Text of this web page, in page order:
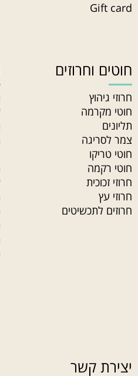
Gift card
חוטים וחרוזים
חרוזי גיהוץ
חוטי מקרמה
תליונים
צמר לסריגה
חוטי טריקו
חוטי רקמה
חרוזי זכוכית
חרוזי עץ
חרוזים לתכשיטים
יצירת קשר